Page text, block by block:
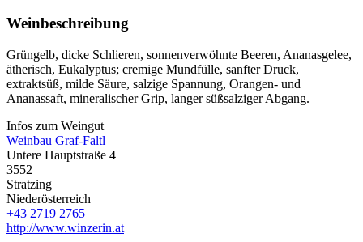
Weinbeschreibung
Grüngelb, dicke Schlieren, sonnenverwöhnte Beeren, Ananasgelee,
ätherisch, Eukalyptus; cremige Mundfülle, sanfter Druck,
extraktsüß, milde Säure, salzige Spannung, Orangen- und
Ananassaft, mineralischer Grip, langer süßsalziger Abgang.
Infos zum Weingut
Weinbau Graf-Faltl
Untere Hauptstraße 4
3552
Stratzing
Niederösterreich
+43 2719 2765
http://www.winzerin.at